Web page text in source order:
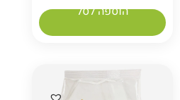
הוספה לסל